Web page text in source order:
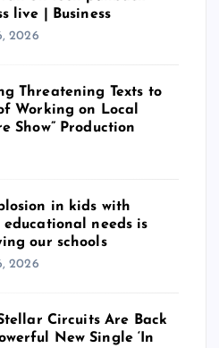
live | Business
2026
Threatening Texts to
Working on Local
Show” Production
in kids with
educational needs is
our schools
2026
Circuits Are Back
New Single ‘In